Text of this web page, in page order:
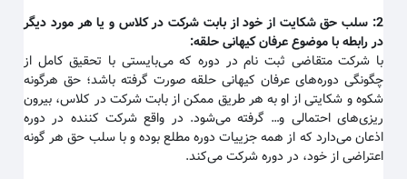
سلب حق شکایت از خود از بابت شرکت در کلاس و یا هر مورد دیگر
در رابطه با موضوع عرفان کیهانی حلقه:
با شرکت متقاضی ثبت نام در دوره که می‌بایستی با تحقیق کامل از
چگونگی دوره‌های عرفان کیهانی حلقه صورت گرفته باشد؛ حق هرگونه
شکوه و شکایتی از او به هر طریق ممکن از بابت شرکت در کلاس، بیرون
ریزی‌های احتمالی و… گرفته می‌شود. در واقع شرکت کننده در دوره
اذعان می‌دارد که از همه جزییات دوره مطلع بوده و با سلب حق هر گونه
اعتراضی از خود، در دوره شرکت می‌کند.